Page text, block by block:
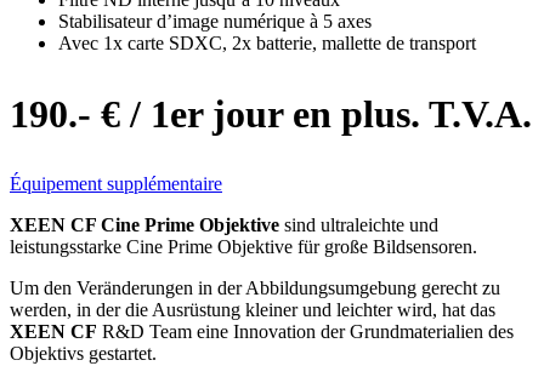
Stabilisateur d’image numérique à 5 axes
Avec 1x carte SDXC, 2x batterie, mallette de transport
190.- € / 1er jour en plus. T.V.A.
Équipement supplémentaire
XEEN CF Cine Prime Objektive sind ultraleichte und
leistungsstarke Cine Prime Objektive für große Bildsensoren.
Um den Veränderungen in der Abbildungsumgebung gerecht zu
werden, in der die Ausrüstung kleiner und leichter wird, hat das
XEEN CF R&D Team eine Innovation der Grundmaterialien des
Objektivs gestartet.